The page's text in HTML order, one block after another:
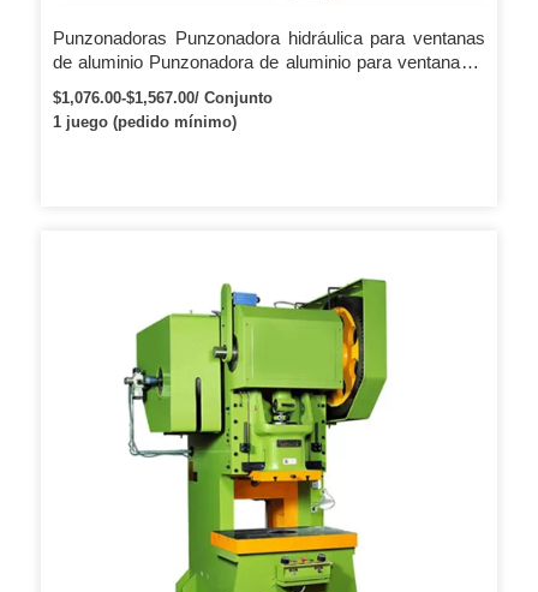
Punzonadoras Punzonadora hidráulica para ventanas
de aluminio Punzonadora de aluminio para ventanas y
puertas correderas
$1,076.00-$1,567.00/ Conjunto
1 juego (pedido mínimo)